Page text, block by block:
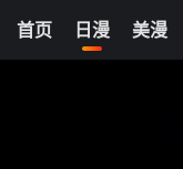
首页 日漫 美漫